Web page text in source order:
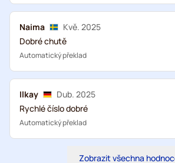
Naima
Kvě. 2025
Dobré chutě
Automatický překlad
Ilkay
Dub. 2025
Rychlé číslo dobré
Automatický překlad
Zobrazit všechna